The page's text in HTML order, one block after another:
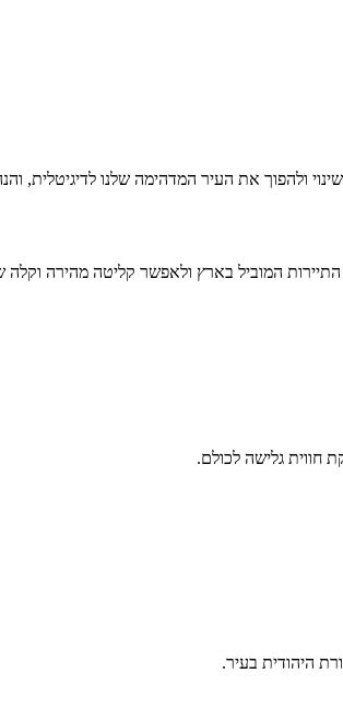
ולהפוך את העיר המדהימה שלנו לדיגיטלית,
המוביל בארץ ולאפשר קליטה מהירה
חווית גלישה לכולם.
היהודית בעיר.